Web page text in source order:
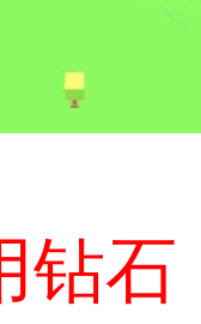
钻石